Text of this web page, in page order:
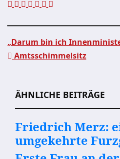
„Darum bin ich
Amtsschimmelsitz
ÄHNLICHE BEITRÄGE
Friedrich Merz:
umgekehrte